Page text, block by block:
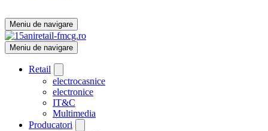
Meniu de navigare
Meniu de navigare
Retail
electrocasnice
electronice
IT&C
Multimedia
Producatori